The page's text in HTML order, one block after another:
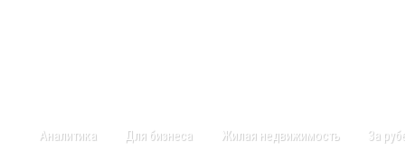
Аналитика Для бизнеса Жилая недвижимость За